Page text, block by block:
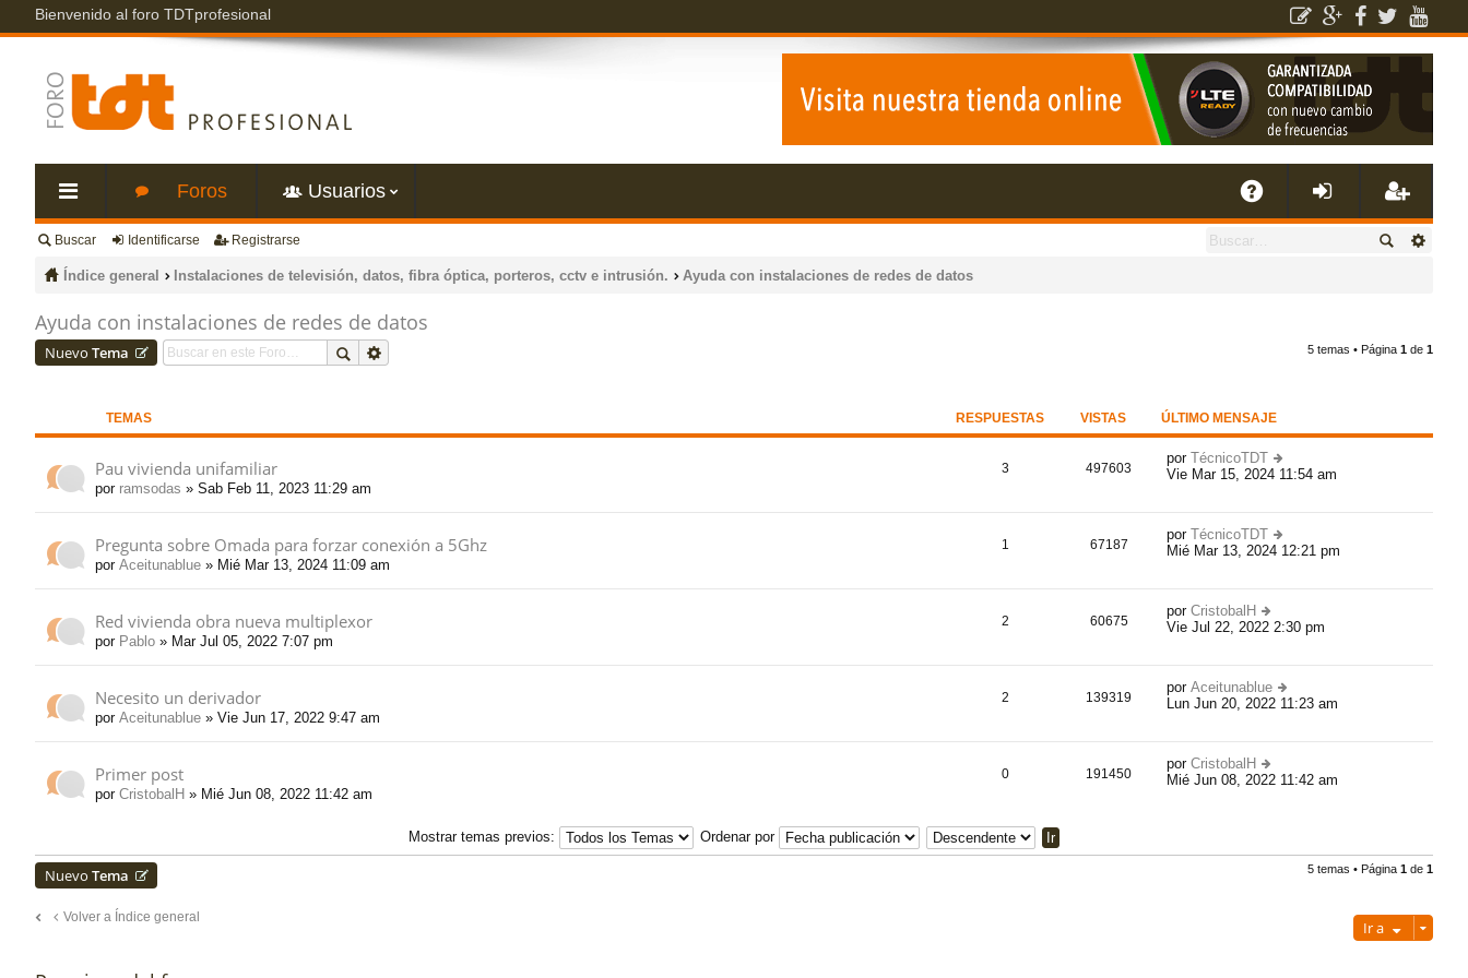
Bienvenido al foro TDTprofesional
nl
es
pi
do
s
Foros Usuarios
A
fic
eg
ra
Buscar Identificarse Registrarse
Índice general Instalaciones de televisión, datos, fibra óptica, porteros, cctv e intrusión. Ayuda con instalaciones de redes de datos
Ayuda con instalaciones de redes de datos
Nuevo Tema 5 temas • Página 1 de 1
TEMAS RESPUESTAS VISTAS ÚLTIMO MENSAJE
Pau vivienda unifamiliar
por ramsodas » Sab Feb 11, 2023 11:29 am
3 497603
por TécnicoTDT
er
ti
m
o
m
n
aj
Vie Mar 15, 2024 11:54 am
Pregunta sobre Omada para forzar conexión a 5Ghz
por Aceitunablue » Mié Mar 13, 2024 11:09 am
1 67187
por TécnicoTDT
er
ti
o
m
n
s
aj
Mié Mar 13, 2024 12:21 pm
Red vivienda obra nueva multiplexor
por Pablo » Mar Jul 05, 2022 7:07 pm
2 60675
por CristobalH
er
ti
o
m
n
s
aj
Vie Jul 22, 2022 2:30 pm
Necesito un derivador
por Aceitunablue » Vie Jun 17, 2022 9:47 am
2 139319
por Aceitunablue
er
ti
o
m
aj
Lun Jun 20, 2022 11:23 am
Primer post
por CristobalH » Mié Jun 08, 2022 11:42 am
0 191450
por CristobalH
er
Mié Jun 08, 2022 11:42 am
Mostrar temas previos: Ordenar por
Nuevo Tema 5 temas • Página 1 de 1
Volver a Índice general
Ir a